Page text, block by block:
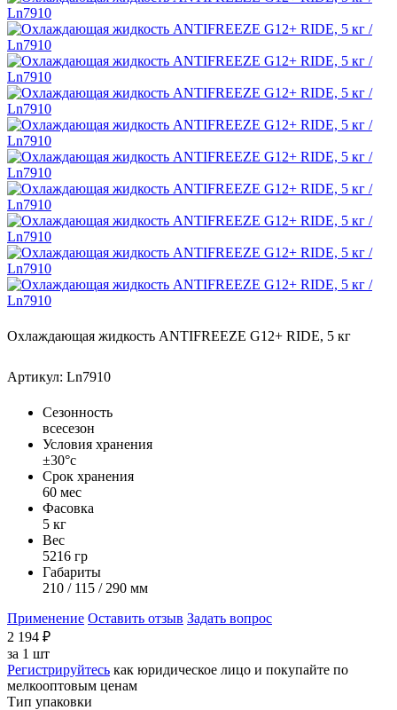
Охлаждающая жидкость ANTIFREEZE G12+ RIDE, 5 кг
Артикул: Ln7910
Сезонность
всесезон
Условия хранения
±30°с
Срок хранения
60 мес
Фасовка
5 кг
Вес
5216 гр
Габариты
210 / 115 / 290 мм
Применение Оставить отзыв Задать вопрос
2 194 ₽
за 1 шт
Регистрируйтесь как юридическое лицо и покупайте по
мелкооптовым ценам
Тип упаковки